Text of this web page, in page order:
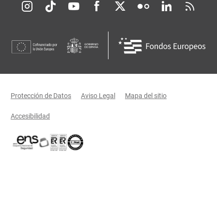
Redes sociales JCCM
Menú legal
Protección de Datos Aviso Legal Mapa del sitio
Accesibilidad